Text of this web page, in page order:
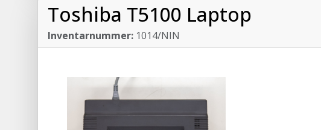
Toshiba T5100 Laptop
Inventarnummer: 1014/NIN